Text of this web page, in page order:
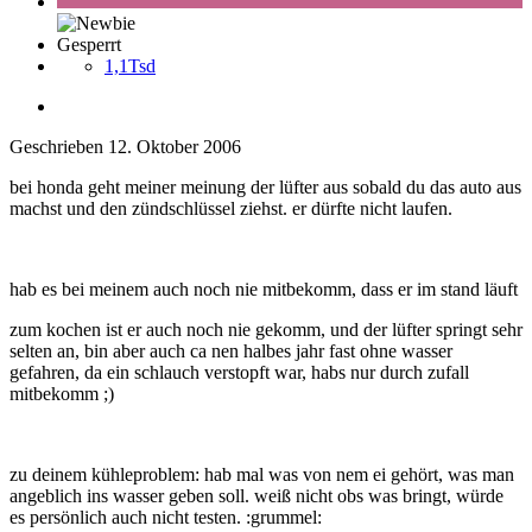
Gesperrt
1,1Tsd
Geschrieben 12. Oktober 2006
bei honda geht meiner meinung der lüfter aus sobald du das auto aus
machst und den zündschlüssel ziehst. er dürfte nicht laufen.
hab es bei meinem auch noch nie mitbekomm, dass er im stand läuft
zum kochen ist er auch noch nie gekomm, und der lüfter springt sehr
selten an, bin aber auch ca nen halbes jahr fast ohne wasser
gefahren, da ein schlauch verstopft war, habs nur durch zufall
mitbekomm ;)
zu deinem kühleproblem: hab mal was von nem ei gehört, was man
angeblich ins wasser geben soll. weiß nicht obs was bringt, würde
es persönlich auch nicht testen. :grummel: